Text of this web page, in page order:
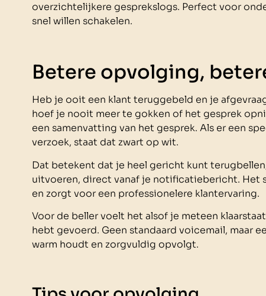
overzichtelijkere gesprekslogs. Perfect voor
snel willen schakelen.
Betere opvolging,
Heb je ooit een klant teruggebeld en je
hoef je nooit meer te gokken of het gesprek
een samenvatting van het gesprek. Als er een
verzoek, staat dat zwart op wit.
Dat betekent dat je heel gericht kunt
uitvoeren, direct vanaf je notificatiebericht. Het
en zorgt voor een professionelere klantervaring.
Voor de beller voelt het alsof je meteen
hebt gevoerd. Geen standaard voicemail, maar
warm houdt en zorgvuldig opvolgt.